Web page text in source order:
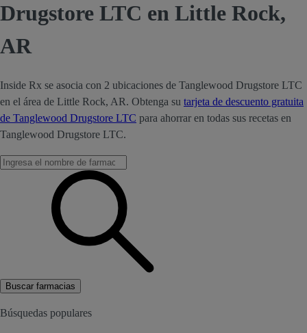
Drugstore LTC en Little Rock,
AR
Inside Rx se asocia con 2 ubicaciones de Tanglewood Drugstore LTC
en el área de Little Rock, AR. Obtenga su tarjeta de descuento gratuita
de Tanglewood Drugstore LTC para ahorrar en todas sus recetas en
Tanglewood Drugstore LTC.
Buscar farmacias
Búsquedas populares